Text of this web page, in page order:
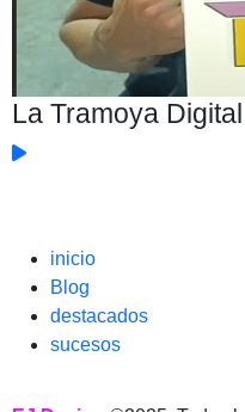
La Tramoya
inicio
Blog
destacados
sucesos